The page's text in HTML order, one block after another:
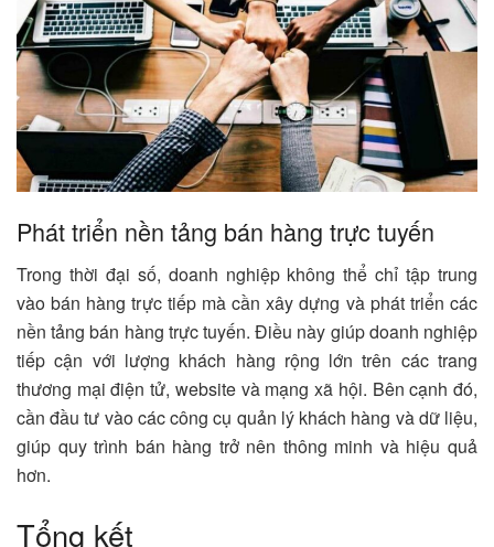
Phát triển nền tảng bán hàng trực tuyến
Trong thời đại số, doanh nghiệp không thể chỉ tập trung
vào bán hàng trực tiếp mà cần xây dựng và phát triển các
nền tảng bán hàng trực tuyến. Điều này giúp doanh nghiệp
tiếp cận với lượng khách hàng rộng lớn trên các trang
thương mại điện tử, website và mạng xã hội. Bên cạnh đó,
cần đầu tư vào các công cụ quản lý khách hàng và dữ liệu,
giúp quy trình bán hàng trở nên thông minh và hiệu quả
hơn.
Tổng kết